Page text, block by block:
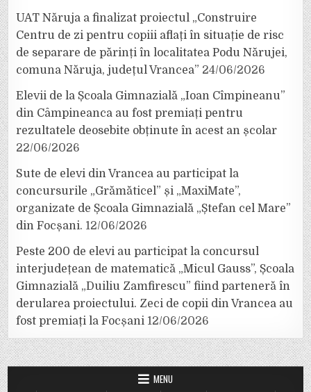
UAT Năruja a finalizat proiectul „Construire
Centru de zi pentru copiii aflați în situație de risc
de separare de părinți în localitatea Podu Nărujei,
comuna Năruja, județul Vrancea” 24/06/2026
Elevii de la Școala Gimnazială „Ioan Cîmpineanu”
din Câmpineanca au fost premiați pentru
rezultatele deosebite obținute în acest an școlar
22/06/2026
Sute de elevi din Vrancea au participat la
concursurile „Grămăticel” și „MaxiMate”,
organizate de Școala Gimnazială „Ștefan cel Mare”
din Focșani. 12/06/2026
Peste 200 de elevi au participat la concursul
interjudețean de matematică „Micul Gauss”, Școala
Gimnazială „Duiliu Zamfirescu” fiind parteneră în
derularea proiectului. Zeci de copii din Vrancea au
fost premiați la Focșani 12/06/2026
MENU